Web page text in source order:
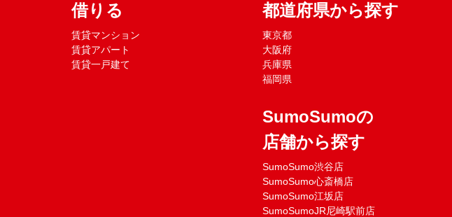
借りる
賃貸マンション
賃貸アパート
賃貸一戸建て
都道府県から探す
東京都
大阪府
兵庫県
福岡県
SumoSumoの
店舗から探す
SumoSumo渋谷店
SumoSumo心斎橋店
SumoSumo江坂店
SumoSumoJR尼崎駅前店